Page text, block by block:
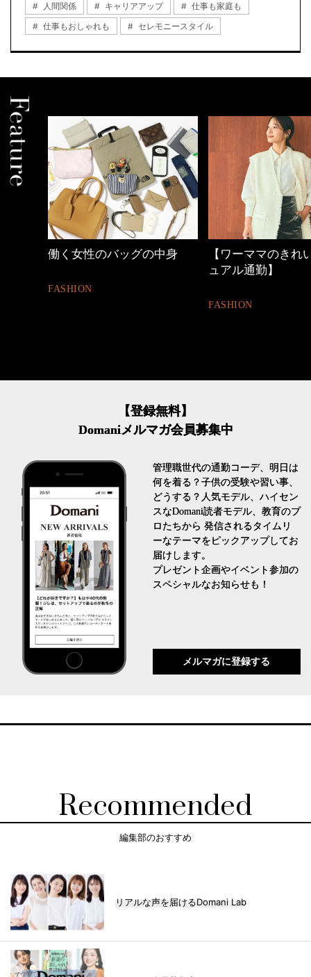
人間関係
キャリアアップ
仕事も家庭も
仕事もおしゃれも
セレモニースタイル
【ワーママのきれいめカジ
40代の小顔メイク
【登録無料】
Domaniメルマガ会員募集中
管理職世代の通勤コーデ、明日は
何を着る？子供の受験や習い事、
どうする？人気モデル、ハイセン
スなDomani読者モデル、教育のプ
ロたちから 発信されるタイムリ
ーなテーマをピックアップしてお
届けします。
プレゼント企画やイベント参加の
スペシャルなお知らせも！
メルマガに登録する
Recommended
編集部のおすすめ
リアルな声を届けるDomani Lab